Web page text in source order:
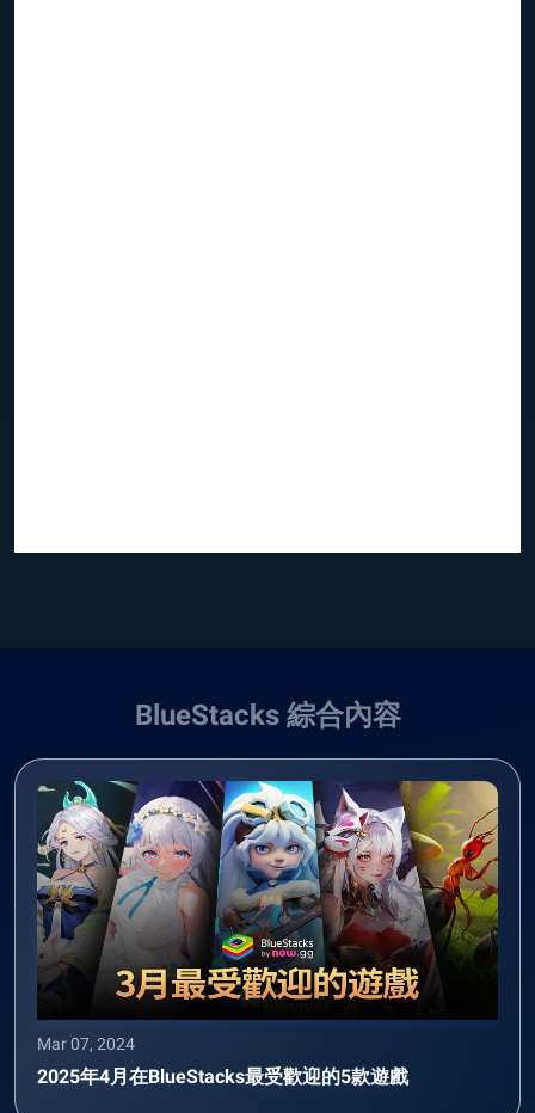
BlueStacks 綜合內容
Mar 07, 2024
2025年4月在BlueStacks最受歡迎的5款遊戲